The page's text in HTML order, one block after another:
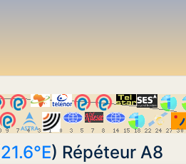
21.6°E) Répéteur A8